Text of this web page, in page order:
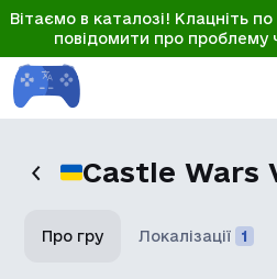
Вітаємо в каталозі! Клацніть
повідомити про проблему
Castle Wars
Про гру Локалізації 1